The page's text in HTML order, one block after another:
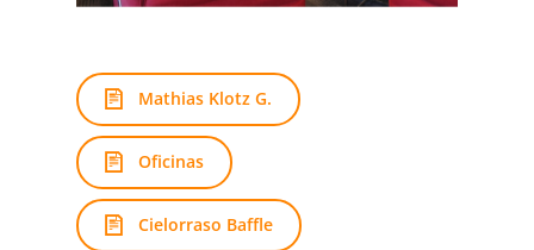
Mathias Klotz G.
Oficinas
Cielorraso Baffle